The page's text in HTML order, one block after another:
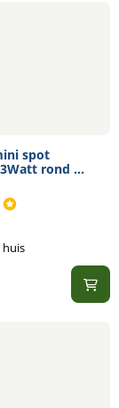
spot
rond ...
huis